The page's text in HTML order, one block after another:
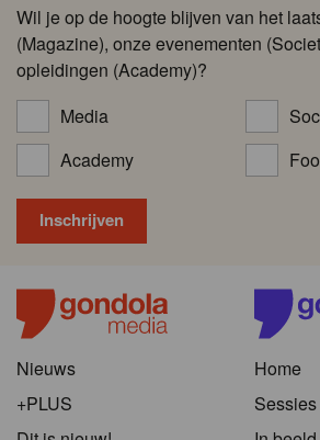
Wil je op de hoogte blijven van het
(Magazine), onze evenementen
opleidingen (Academy)?
Media
Academy
Nieuws
+PLUS
Home
Sessies